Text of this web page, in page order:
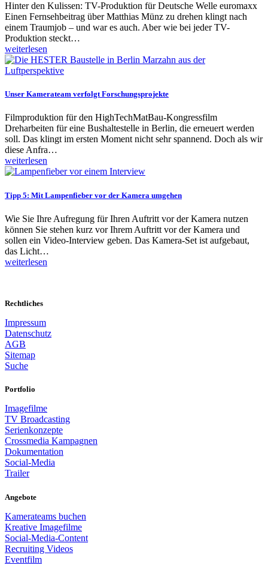
Hinter den Kulissen: TV-Produktion für Deutsche Welle euromaxx
Einen Fernsehbeitrag über Matthias Münz zu drehen klingt nach
einem Traumjob – und war es auch. Aber wie bei jeder TV-
Produktion steckt…
weiterlesen
Unser Kamerateam verfolgt Forschungsprojekte
Filmproduktion für den HighTechMatBau-Kongressfilm
Dreharbeiten für eine Bushaltestelle in Berlin, die erneuert werden
soll. Das klingt im ersten Moment nicht sehr spannend. Doch als wir
diese Anfra…
weiterlesen
Tipp 5: Mit Lampenfieber vor der Kamera umgehen
Wie Sie Ihre Aufregung für Ihren Auftritt vor der Kamera nutzen
können Sie stehen kurz vor Ihrem Auftritt vor der Kamera und
sollen ein Video-Interview geben. Das Kamera-Set ist aufgebaut,
das Licht…
weiterlesen
Rechtliches
Impressum
Datenschutz
AGB
Sitemap
Suche
Portfolio
Imagefilme
TV Broadcasting
Serienkonzepte
Crossmedia Kampagnen
Dokumentation
Social-Media
Trailer
Angebote
Kamerateams buchen
Kreative Imagefilme
Social-Media-Content
Recruiting Videos
Eventfilm